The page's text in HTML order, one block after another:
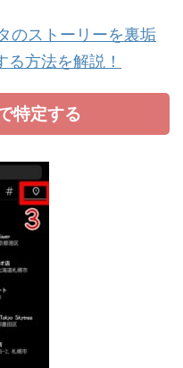
のストーリーを裏垢
方法を解説！
特定する